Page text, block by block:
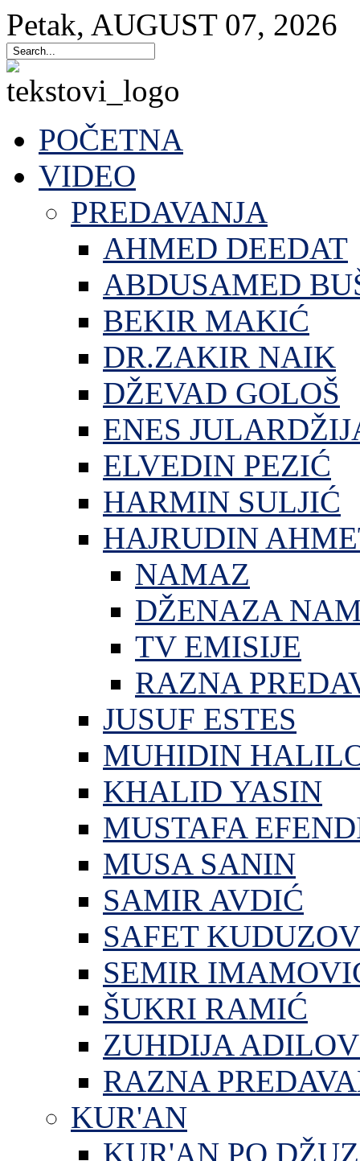
Petak, AUGUST 07, 2026
POČETNA
VIDEO
PREDAVANJA
AHMED DEEDAT
ABDUSAMED
BEKIR MAKIĆ
DR.ZAKIR NAIK
DŽEVAD GOLOŠ
ENES
ELVEDIN PEZIĆ
HARMIN SULJIĆ
HAJRUDIN
NAMAZ
DŽENAZA
TV EMISIJE
RAZNA
JUSUF ESTES
MUHIDIN
KHALID YASIN
MUSTAFA
MUSA SANIN
SAMIR AVDIĆ
SAFET
SEMIR
ŠUKRI RAMIĆ
ZUHDIJA
RAZNA
KUR'AN
KUR'AN PO